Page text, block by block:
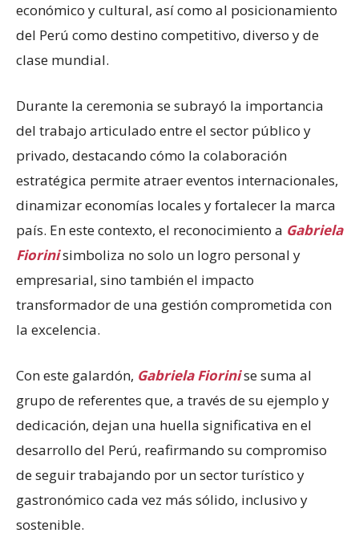
económico y cultural, así como al posicionamiento
del Perú como destino competitivo, diverso y de
clase mundial.
Durante la ceremonia se subrayó la importancia
del trabajo articulado entre el sector público y
privado, destacando cómo la colaboración
estratégica permite atraer eventos internacionales,
dinamizar economías locales y fortalecer la marca
país. En este contexto, el reconocimiento a Gabriela
Fiorinisimboliza no solo un logro personal y
empresarial, sino también el impacto
transformador de una gestión comprometida con
la excelencia.
Con este galardón, Gabriela Fiorinise suma al
grupo de referentes que, a través de su ejemplo y
dedicación, dejan una huella significativa en el
desarrollo del Perú, reafirmando su compromiso
de seguir trabajando por un sector turístico y
gastronómico cada vez más sólido, inclusivo y
sostenible.